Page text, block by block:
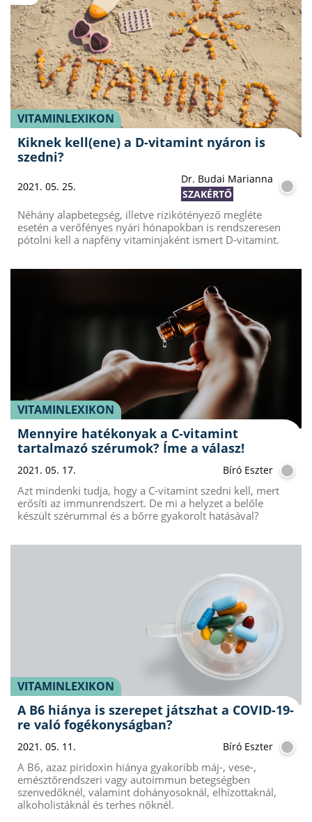
VITAMINLEXIKON
Kiknek kell(ene) a D-vitamint nyáron is
szedni?
2021. 05. 25.
Dr. Budai Marianna
SZAKÉRTŐ
Néhány alapbetegség, illetve rizikótényező megléte
esetén a verőfényes nyári hónapokban is rendszeresen
pótolni kell a napfény vitaminjaként ismert D-vitamint.
VITAMINLEXIKON
Mennyire hatékonyak a C-vitamint
tartalmazó szérumok? Íme a válasz!
2021. 05. 17. Bíró Eszter
Azt mindenki tudja, hogy a C-vitamint szedni kell, mert
erősíti az immunrendszert. De mi a helyzet a belőle
készült szérummal és a bőrre gyakorolt hatásával?
VITAMINLEXIKON
A B6 hiánya is szerepet játszhat a COVID-19-
re való fogékonyságban?
2021. 05. 11. Bíró Eszter
A B6, azaz piridoxin hiánya gyakoribb máj-, vese-,
emésztőrendszeri vagy autoimmun betegségben
szenvedőknél, valamint dohányosoknál, elhízottaknál,
alkoholistáknál és terhes nőknél.